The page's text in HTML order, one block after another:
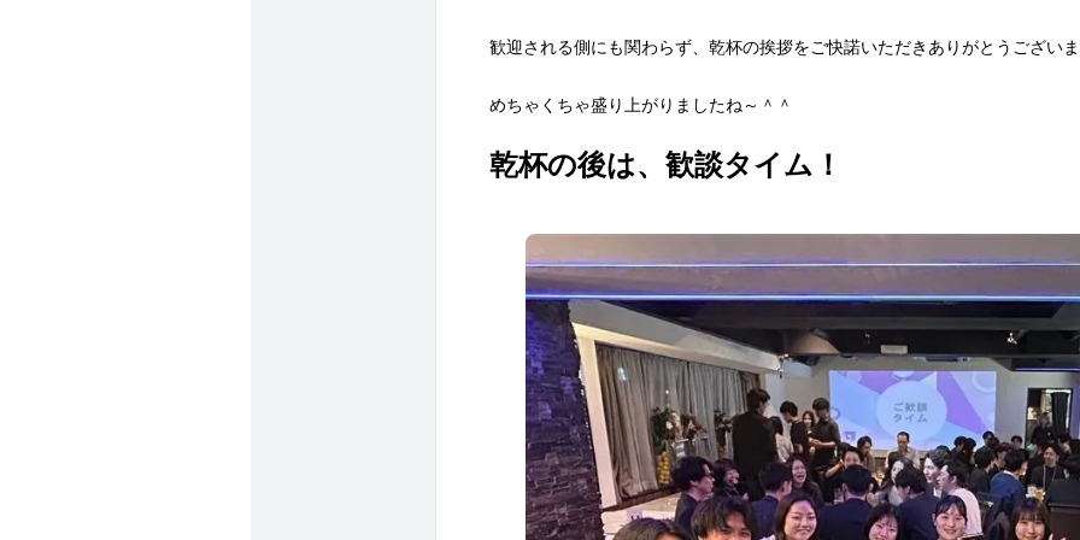
歓迎される側にも関わらず、乾杯の挨拶をご快諾いただきありがとうござい
めちゃくちゃ盛り上がりましたね～＾＾
乾杯の後は、歓談タイム！